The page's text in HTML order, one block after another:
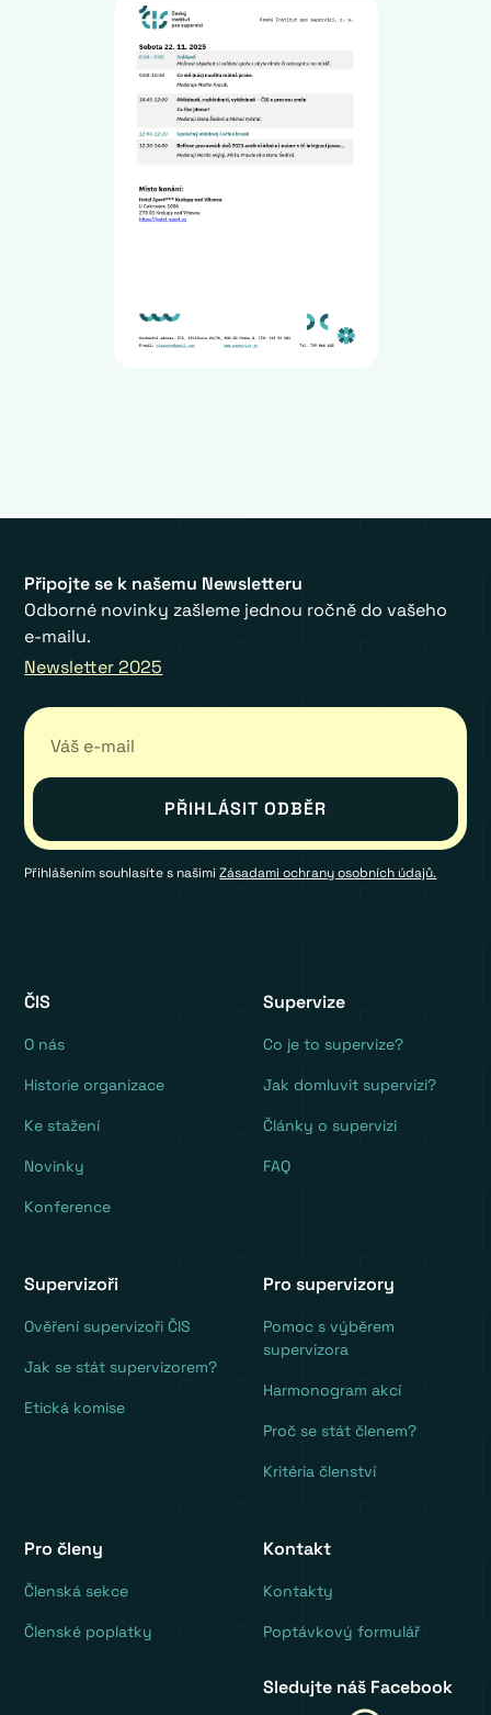
Připojte se k našemu Newsletteru
Odborné novinky zašleme jednou ročně do vašeho
e-mailu.
Newsletter 2025
Přihlášením souhlasíte s našimiZásadami ochrany osobních údajů.
ČIS
O nás
Historie organizace
Ke stažení
Novinky
Konference
Supervize
Co je to supervize?
Jak domluvit supervizi?
Články o supervizi
FAQ
Supervizoři
Ověření supervizoři ČIS
Jak se stát supervizorem?
Etická komise
Pro supervizory
Pomoc s výběrem
supervizora
Harmonogram akcí
Proč se stát členem?
Kritéria členství
Pro členy
‍Členská sekce
Členské poplatky
Kontakt
Kontakty
Poptávkový formulář
Sledujte náš Facebook